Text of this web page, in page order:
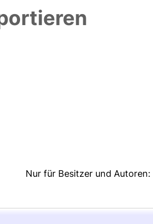
Nur für Besitzer und Autoren: